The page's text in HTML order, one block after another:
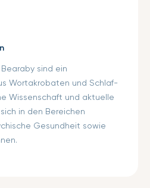
sind ein
Wortakrobaten und Schlaf-
Wissenschaft und aktuelle
in den Bereichen
Gesundheit sowie